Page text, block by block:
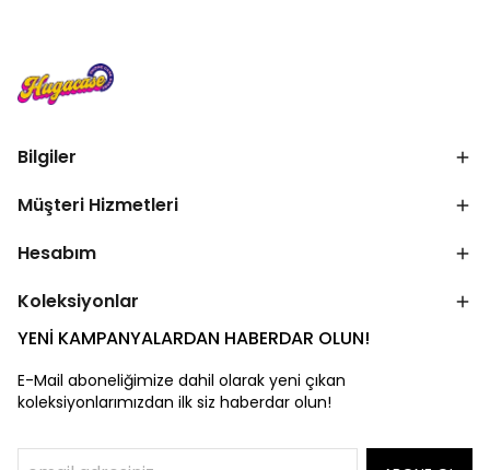
Bilgiler
Müşteri Hizmetleri
Hesabım
Koleksiyonlar
YENİ KAMPANYALARDAN HABERDAR OLUN!
E-Mail aboneliğimize dahil olarak yeni çıkan
koleksiyonlarımızdan ilk siz haberdar olun!